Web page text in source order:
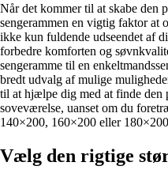
Når det kommer til at skabe den
sengerammen en vigtig faktor at
ikke kun fuldende udseendet af
forbedre komforten og
sengeramme til en
bredt udvalg af mulige
til at hjælpe dig med at finde den
soveværelse, uanset om du
140×200, 160×200 eller
Vælg den rigtige